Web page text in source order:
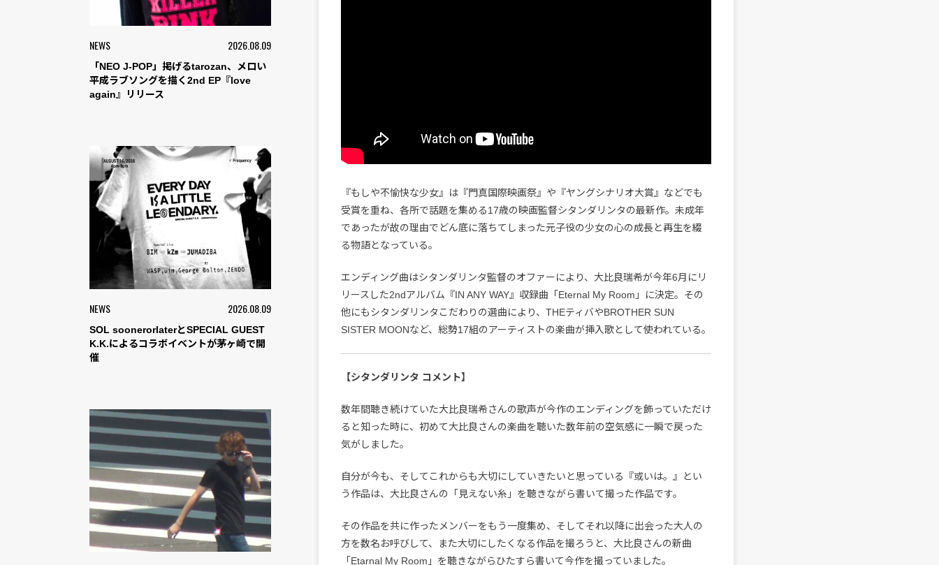
NEWS 2026.08.09
「NEO J-POP」掲げるtarozan、メロい
平成ラブソングを描く2nd EP『love
again』リリース
NEWS 2026.08.09
SOL soonerorlaterとSPECIAL GUEST
K.K.によるコラボイベントが茅ヶ崎で開
催
『もしや不愉快な少女』は『門真国際映画祭』や『ヤングシナリオ大賞』などでも
受賞を重ね、各所で話題を集める17歳の映画監督シタンダリンタの最新作。未成年
であったが故の理由でどん底に落ちてしまった元子役の少女の心の成長と再生を綴
る物語となっている。
エンディング曲はシタンダリンタ監督のオファーにより、大比良瑞希が今年6月にリ
リースした2ndアルバム『IN ANY WAY』収録曲「Eternal My Room」に決定。その
他にもシタンダリンタこだわりの選曲により、THEティバやBROTHER SUN
SISTER MOONなど、総勢17組のアーティストの楽曲が挿入歌として使われている。
【シタンダリンタ コメント】
数年間聴き続けていた大比良瑞希さんの歌声が今作のエンディングを飾っていただけ
ると知った時に、初めて大比良さんの楽曲を聴いた数年前の空気感に一瞬で戻った
気がしました。
自分が今も、そしてこれからも大切にしていきたいと思っている『或いは。』とい
う作品は、大比良さんの「見えない糸」を聴きながら書いて撮った作品です。
その作品を共に作ったメンバーをもう一度集め、そしてそれ以降に出会った大人の
方を数名お呼びして、また大切にしたくなる作品を撮ろうと、大比良さんの新曲
「Etarnal My Room」を聴きながらひたすら書いて今作を撮っていました。